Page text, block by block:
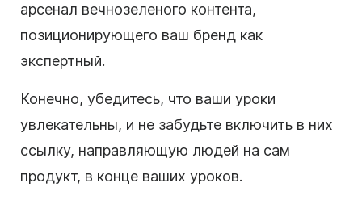
арсенал вечнозеленого контента,
позиционирующего ваш бренд как
экспертный.
Конечно, убедитесь, что ваши уроки
увлекательны, и не забудьте включить в них
ссылку, направляющую людей на сам
продукт, в конце ваших уроков.